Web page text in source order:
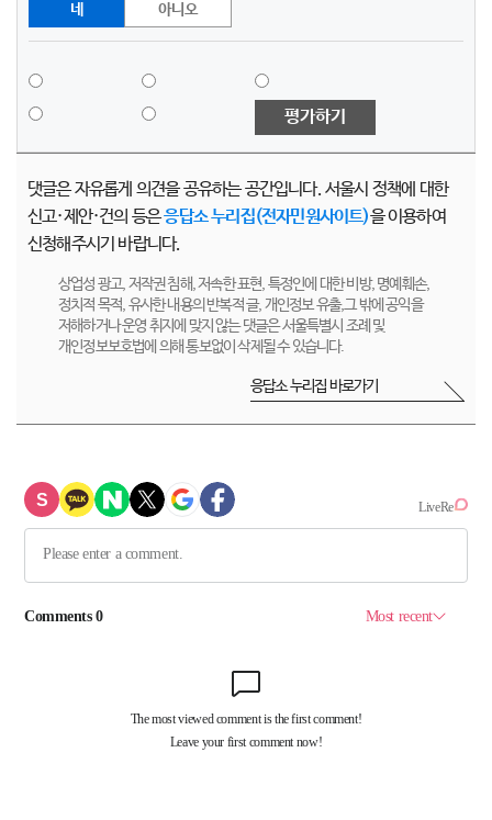
네 아니오
평가하기
댓글은 자유롭게 의견을 공유하는 공간입니다. 서울시 정책에 대한
신고·제안·건의 등은응답소 누리집(전자민원사이트)을 이용하여
신청해주시기 바랍니다.
상업성 광고, 저작권 침해, 저속한 표현, 특정인에 대한 비방, 명예훼손,
정치적 목적, 유사한 내용의 반복적 글, 개인정보 유출,그 밖에 공익을
저해하거나 운영 취지에 맞지 않는 댓글은 서울특별시 조례 및
개인정보보호법에 의해 통보없이 삭제될 수 있습니다.
응답소 누리집 바로가기